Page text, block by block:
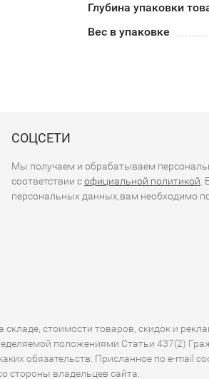
Глубина упаковки
Вес в упаковке
СОЦСЕТИ
Мы получаем и обрабатываем
соответствии софициальной политикой
персональных данных,вам необходимо
стоимости товаров, скидок и
положениями Статьи 437(2)
обязательств. Присланное по e-
стороны владельцев сайта.